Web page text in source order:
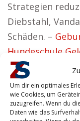
Um dir ein optimales
wie Cookies, um
zuzugreifen. Wenn du
Daten wie das
Strategien
Diebstahl,
Schäden. –
Hundeschule
Vorteile für
Geldern
Katharina aus